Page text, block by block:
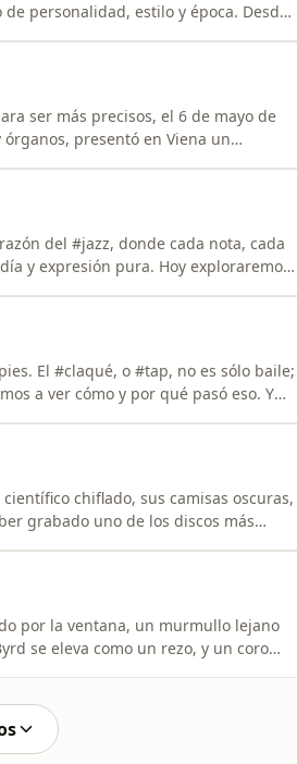
personalidad, estilo y época. Desde
ser más precisos, el 6 de mayo de
presentó en Viena un
del #jazz, donde cada nota, cada
y expresión pura. Hoy exploraremos
baile;
a ver cómo y por qué pasó eso. Y
chiflado, sus camisas oscuras,
grabado uno de los discos más
por la ventana, un murmullo lejano
se eleva como un rezo, y un coro